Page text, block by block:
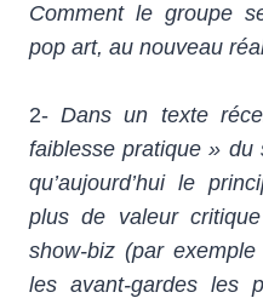
Comment le groupe
pop art, au nouveau
2-Dans un texte
faiblesse pratique » du
qu’aujourd’hui le
plus de valeur
show-biz (par
les avant-gardes les